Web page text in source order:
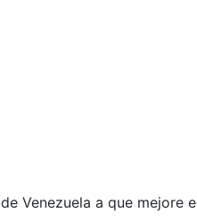
Venezuela a que mejore